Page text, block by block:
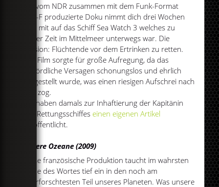
Die vom NDR zusammen mit dem Funk-Format
Strg-F produzierte Doku nimmt dich drei Wochen
lang mit auf das Schiff Sea Watch 3 welches zu
dieser Zeit im Mittelmeer unterwegs war. Die
Mission: Flüchtende vor dem Ertrinken zu retten.
Der Film sorgte für große Aufregung, da das
behördliche Versagen schonungslos und ehrlich
dargestellt wurde, was einen riesigen Aufschrei nach
sich zog.
Wir haben damals zur Inhaftierung der Kapitänin
des Rettungsschiffes einen eigenen Artikel
veröffentlicht.
Unsere Ozeane (2009)
Diese französische Produktion taucht im wahrsten
Sinne des Wortes tief ein in den noch am
unerforschtesten Teil unseres Planeten. Was unsere